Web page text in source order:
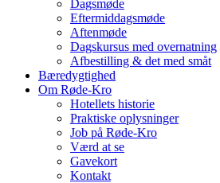
Dagsmøde
Eftermiddagsmøde
Aftenmøde
Dagskursus med overnatning
Afbestilling & det med småt
Bæredygtighed
Om Røde-Kro
Hotellets historie
Praktiske oplysninger
Job på Røde-Kro
Værd at se
Gavekort
Kontakt